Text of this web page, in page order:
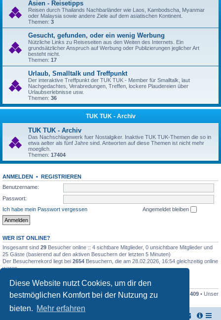
Diese Website nutzt Cookies, um dir den
bestmöglichen Komfort bei der Nutzung zu
bieten. Mehr erfahren
Asien - Reisetipps
Reisen durch Thailands Nachbarländer wie Laos, Kambodscha, Myanmar
oder Malaysia sowie andere Ziele auf dem asiatischen Kontinent.
Themen: 3
Gesucht, gefunden, oder ein wenig Werbung
Nützliche Links zu Reiseseiten aus den Weiten des Internets. Ein
grundsätzlicher Anspruch auf Werbung oder Publizierungen jeglicher Art
besteht nicht.
Themen: 17
Urlaub, Smalltalk und Treffpunkt
Der interaktive Treffpunkt der TUK TUK - Member für Smalltalk, laut
Nachgedachtes, Verabredungen, Treffen, lockere Plaudereien über
Urlaubserlebnisse usw.
Themen: 36
TUK TUK - Archiv
TUK TUK - Archiv
Das Nachschlagewerk fuer Nostalgiker. Inaktive TUK TUK-Themen die so in
etwa aelter als fünf Jahre sind. Antworten auf diese Themen ist nicht mehr
moeglich.
Themen: 17404
ANMELDEN • REGISTRIEREN
Benutzername:
Passwort:
Ich habe mein Passwort vergessen
Angemeldet bleiben
WER IST ONLINE?
Insgesamt sind 29 Besucher online :: 4 sichtbare Mitglieder, 0 unsichtbare Mitglieder und
25 Gäste (basierend auf den aktiven Besuchern der letzten 5 Minuten)
Der Besucherrekord liegt bei 2654 Besuchern, die am 28.02.2026, 16:54 gleichzeitig online
waren.
STATISTIK
Beiträge insgesamt161446• Themen insgesamt17948• Mitglieder insgesamt 409 • Unser
neuestes Mitglied: